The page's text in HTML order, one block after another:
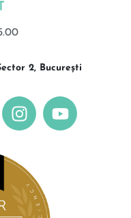
2, București